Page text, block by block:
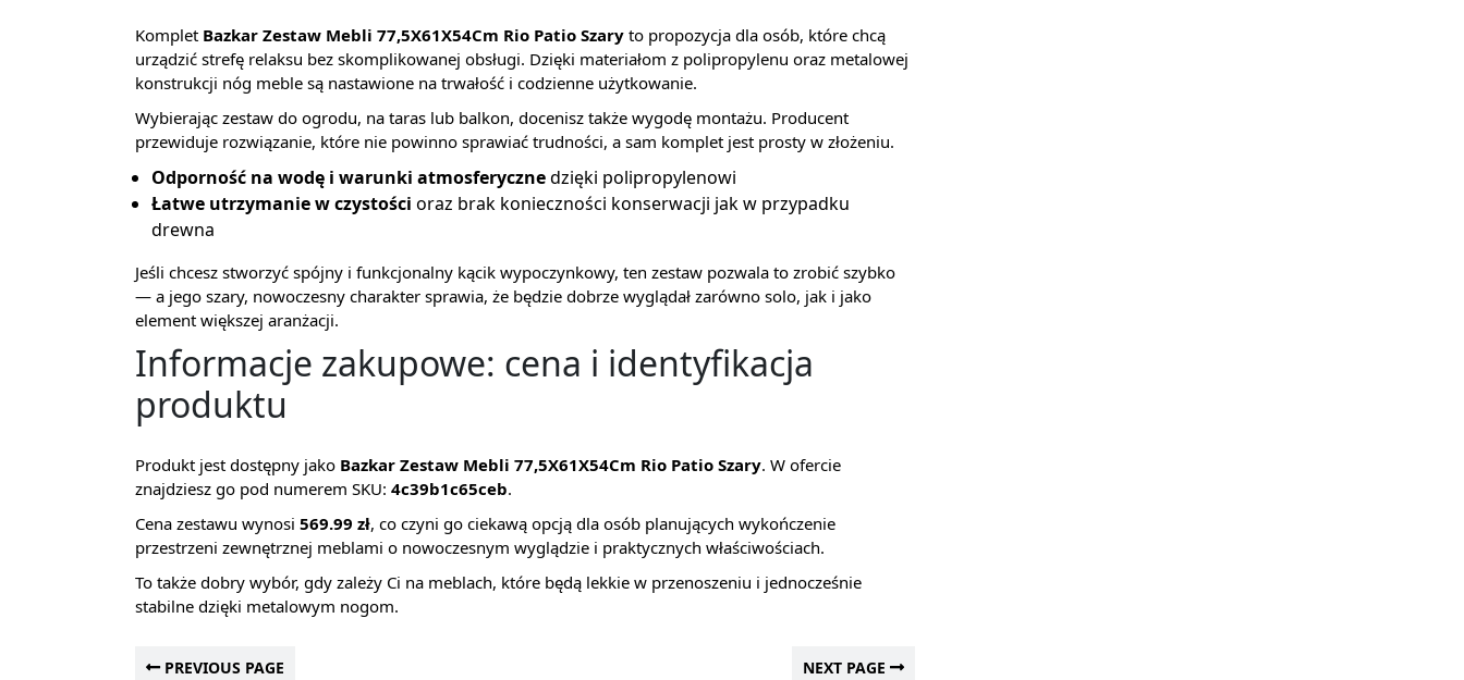
Komplet Bazkar Zestaw Mebli 77,5X61X54Cm Rio Patio Szary to propozycja dla osób, które chcą
urządzić strefę relaksu bez skomplikowanej obsługi. Dzięki materiałom z polipropylenu oraz metalowej
konstrukcji nóg meble są nastawione na trwałość i codzienne użytkowanie.
Wybierając zestaw do ogrodu, na taras lub balkon, docenisz także wygodę montażu. Producent
przewiduje rozwiązanie, które nie powinno sprawiać trudności, a sam komplet jest prosty w złożeniu.
Odporność na wodę i warunki atmosferycznedzięki polipropylenowi
Łatwe utrzymanie w czystości oraz brak konieczności konserwacji jak w przypadku
drewna
Jeśli chcesz stworzyć spójny i funkcjonalny kącik wypoczynkowy, ten zestaw pozwala to zrobić szybko
— a jego szary, nowoczesny charakter sprawia, że będzie dobrze wyglądał zarówno solo, jak i jako
element większej aranżacji.
Informacje zakupowe: cena i identyfikacja
produktu
Produkt jest dostępny jako Bazkar Zestaw Mebli 77,5X61X54Cm Rio Patio Szary. W ofercie
znajdziesz go pod numerem SKU: 4c39b1c65ceb.
Cena zestawu wynosi 569.99 zł, co czyni go ciekawą opcją dla osób planujących wykończenie
przestrzeni zewnętrznej meblami o nowoczesnym wyglądzie i praktycznych właściwościach.
To także dobry wybór, gdy zależy Ci na meblach, które będą lekkie w przenoszeniu i jednocześnie
stabilne dzięki metalowym nogom.
PREVIOUS PAGE NEXT PAGE